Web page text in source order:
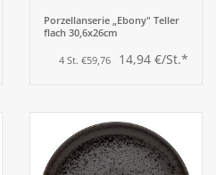
Porzellanserie „Ebony" Teller
flach 30,6x26cm
4 St. €59,76 14,94 €/St.*